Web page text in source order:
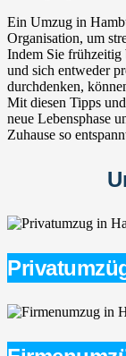
Ein Umzug in
Organisation, um
Indem Sie frühzeitig
und sich entweder
durchdenken,
Mit diesen Tipps
neue Lebensphase
Zuhause so